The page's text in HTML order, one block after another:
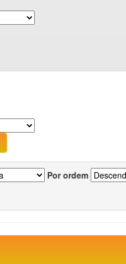
Por ordem